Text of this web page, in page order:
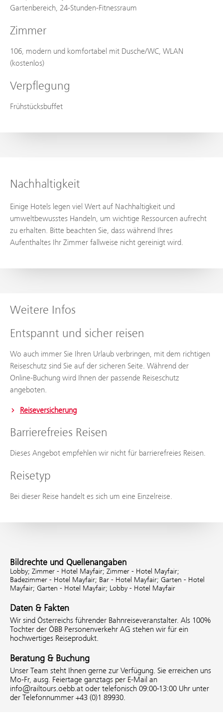
Gartenbereich, 24-Stunden-Fitnessraum
Zimmer
106, modern und komfortabel mit Dusche/WC, WLAN
(kostenlos)
Verpflegung
Frühstücksbuffet
Nachhaltigkeit
Einige Hotels legen viel Wert auf Nachhaltigkeit und
umweltbewusstes Handeln, um wichtige Ressourcen aufrecht
zu erhalten. Bitte beachten Sie, dass während Ihres
Aufenthaltes Ihr Zimmer fallweise nicht gereinigt wird.
Weitere Infos
Entspannt und sicher reisen
Wo auch immer Sie Ihren Urlaub verbringen, mit dem richtigen
Reiseschutz sind Sie auf der sicheren Seite. Während der
Online-Buchung wird Ihnen der passende Reiseschutz
angeboten.
Reiseversicherung
Barrierefreies Reisen
Dieses Angebot empfehlen wir nicht für barrierefreies Reisen.
Reisetyp
Bei dieser Reise handelt es sich um eine Einzelreise.
Bildrechte und Quellenangaben
Lobby; Zimmer - Hotel Mayfair; Zimmer - Hotel Mayfair;
Badezimmer - Hotel Mayfair; Bar - Hotel Mayfair; Garten - Hotel
Mayfair; Garten - Hotel Mayfair; Lobby - Hotel Mayfair
Daten & Fakten
Wir sind Österreichs führender Bahnreiseveranstalter. Als 100%
Tochter der ÖBB Personenverkehr AG stehen wir für ein
hochwertiges Reiseprodukt.
Beratung & Buchung
Unser Team steht Ihnen gerne zur Verfügung. Sie erreichen uns
Mo-Fr, ausg. Feiertage ganztags per E-Mail an
info@railtours.oebb.at oder telefonisch 09:00-13:00 Uhr unter
der Telefonnummer +43 (0)1 89930.